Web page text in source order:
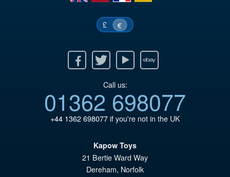
£ €
Twitter Youtube Ebay
Call us:
01362 698077
+44 1362 698077if you're not in the UK
Kapow Toys
21 Bertie Ward Way
Dereham, Norfolk